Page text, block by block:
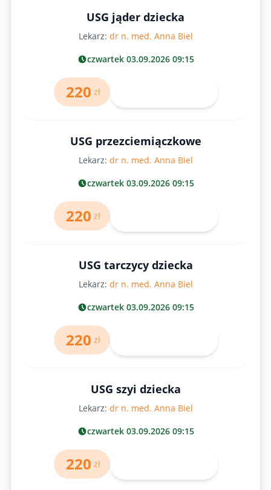
USG jąder dziecka
Lekarz: dr n. med. Anna Biel
czwartek 03.09.2026 09:15
220 zł
USG przezciemiączkowe
Lekarz: dr n. med. Anna Biel
czwartek 03.09.2026 09:15
220 zł
USG tarczycy dziecka
Lekarz: dr n. med. Anna Biel
czwartek 03.09.2026 09:15
220 zł
USG szyi dziecka
Lekarz: dr n. med. Anna Biel
czwartek 03.09.2026 09:15
220 zł